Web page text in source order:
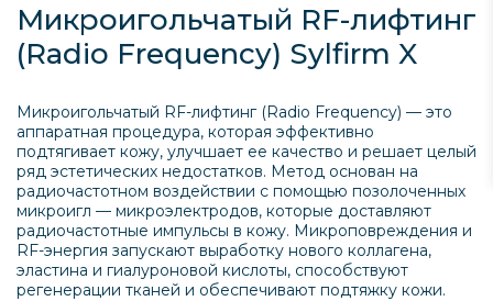
Микроигольчатый RF-лифтинг
(Radio Frequency) Sylfirm X
Микроигольчатый RF-лифтинг (Radio Frequency) — это
аппаратная процедура, которая эффективно
подтягивает кожу, улучшает ее качество и решает целый
ряд эстетических недостатков. Метод основан на
радиочастотном воздействии с помощью позолоченных
микроигл — микроэлектродов, которые доставляют
радиочастотные импульсы в кожу. Микроповреждения и
RF-энергия запускают выработку нового коллагена,
эластина и гиалуроновой кислоты, способствуют
регенерации тканей и обеспечивают подтяжку кожи.